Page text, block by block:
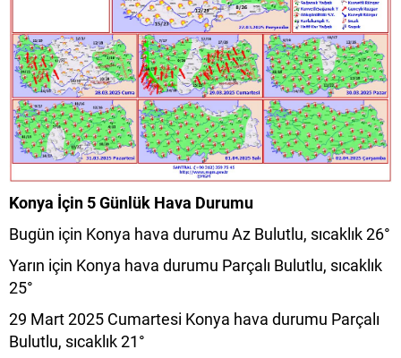
Konya İçin 5 Günlük Hava Durumu
Bugün için Konya hava durumu Az Bulutlu, sıcaklık 26°
Yarın için Konya hava durumu Parçalı Bulutlu, sıcaklık
25°
29 Mart 2025 Cumartesi Konya hava durumu Parçalı
Bulutlu, sıcaklık 21°